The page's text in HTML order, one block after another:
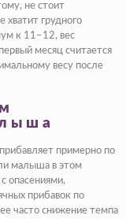
не стоит
хватит грудного
к 11–12, вес
месяц считается
весу после
примерно по
малыша в этом
опасениями,
прибавок по
часто снижение темпа